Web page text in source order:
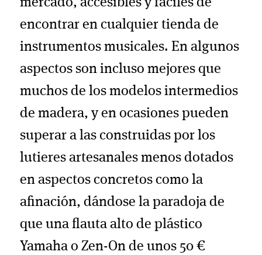
mercado, accesibles y fáciles de
encontrar en cualquier tienda de
instrumentos musicales. En algunos
aspectos son incluso mejores que
muchos de los modelos intermedios
de madera, y en ocasiones pueden
superar a las construidas por los
lutieres artesanales menos dotados
en aspectos concretos como la
afinación, dándose la paradoja de
que una flauta alto de plástico
Yamaha o Zen-On de unos 50 €